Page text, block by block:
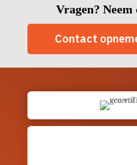
Vragen?
Contact